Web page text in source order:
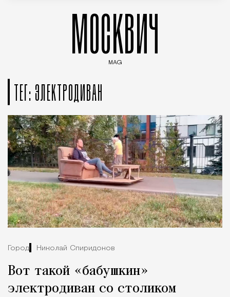
МОСКВИЧ
MAG
ТЕГ: ЭЛЕКТРОДИВАН
Город Николай Спиридонов
Вот такой «бабушкин»
электродиван со столиком